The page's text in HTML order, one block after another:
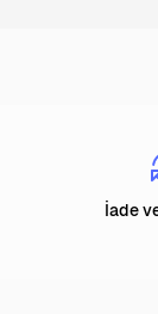
İade